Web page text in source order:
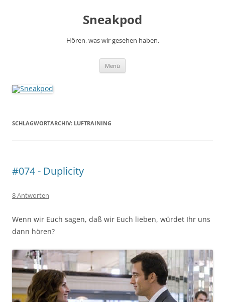
Sneakpod
Hören, was wir gesehen haben.
Menü
SCHLAGWORTARCHIV: LUFTRAINING
#074 - Duplicity
8 Antworten
Wenn wir Euch sagen, daß wir Euch lieben, würdet Ihr uns
dann hören?